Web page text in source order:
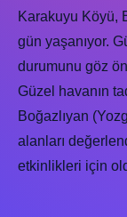
Karakuyu Köyü,
gün yaşanıyor.
durumunu göz
Güzel havanın
Boğazlıyan
alanları
etkinlikleri için